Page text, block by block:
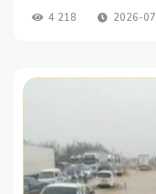
4 218 2026-